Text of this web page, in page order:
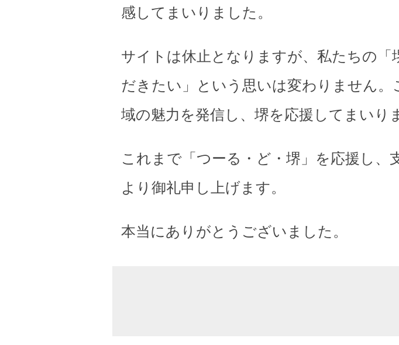
感してまいりました。
サイトは休止となりますが、私たちの
だきたい」という思いは変わりません
域の魅力を発信し、堺を応援してまいり
これまで「つーる・ど・堺」を応援し
より御礼申し上げます。
本当にありがとうございました。